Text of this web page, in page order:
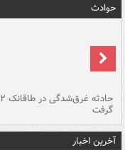
حوادث
گرفت
آخرین اخبار